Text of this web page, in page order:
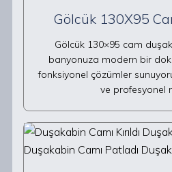
Gölcük 130X95
Gölcük 130×95 cam
banyonuza modern bir
fonksiyonel çözümler
ve profesyonel